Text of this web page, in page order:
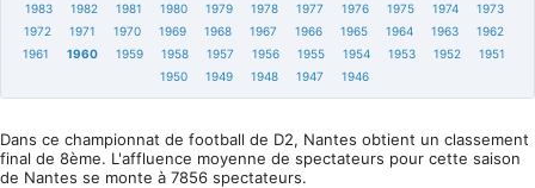
1983
1982 1981 1980 1979 1978 1977 1976 1975 1974
1973
1972
1971 1970 1969 1968 1967 1966 1965 1964 1963
1962
1961
1960 1959 1958 1957 1956 1955 1954 1953 1952
1951
1950
1949 1948 1947 1946
Dans ce championnat de football de D2, Nantes obtient un classement
final de 8ème. L'affluence moyenne de spectateurs pour cette saison
de Nantes se monte à 7856 spectateurs.